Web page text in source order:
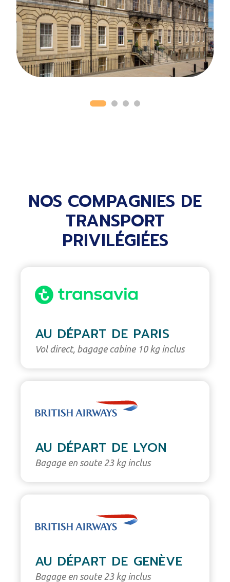
NOS COMPAGNIES DE
TRANSPORT
PRIVILÉGIÉES
AU DÉPART DE PARIS
Vol direct, bagage cabine 10 kg inclus
AU DÉPART DE LYON
Bagage en soute 23 kg inclus
AU DÉPART DE GENÈVE
Bagage en soute 23 kg inclus